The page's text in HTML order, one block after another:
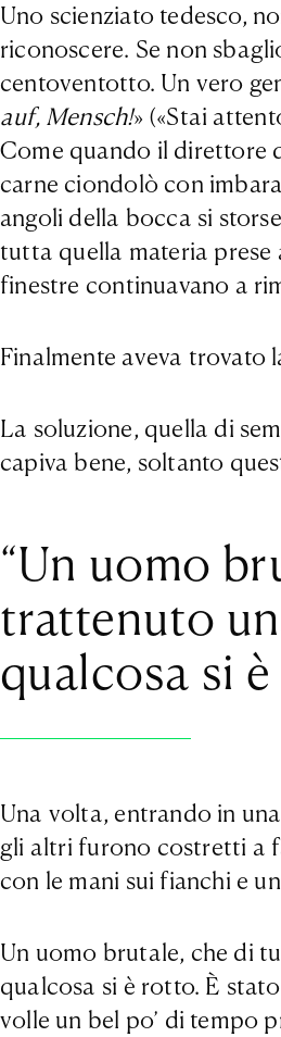
Uno scienziato tedesco,
riconoscere. Se non
centoventotto. Un vero
auf, Mensch!» («Stai
Come quando il direttore
carne ciondolò con
angoli della bocca si
tutta quella materia prese
finestre continuavano a
Finalmente aveva trovato
La soluzione, quella di
capiva bene, soltanto
“Un uomo
trattenuto
qualcosa si
Una volta, entrando in
gli altri furono costretti a
con le mani sui fianchi e
Un uomo brutale, che di
qualcosa si è rotto. È
volle un bel po’ di tempo